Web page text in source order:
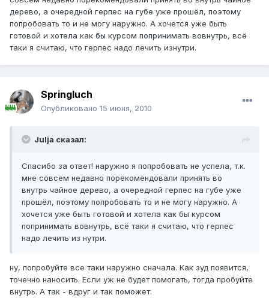
дерево, а очередной герпес на губе уже прошёл, поэтому
попробовать то и не могу наружно. А хочется уже быть
готовой и хотела как бы курсом попринимать вовнутрь, всё
таки я считаю, что герпес надо лечить изнутри.
Springluch
Опубликовано 15 июня, 2010
Julja сказал:
Спасибо за ответ! наружно я попробовать не успела, т.к.
мне совсем недавно порекомендовали принять во
внутрь чайное дерево, а очередной герпес на губе уже
прошёл, поэтому попробовать то и не могу наружно. А
хочется уже быть готовой и хотела как бы курсом
попринимать вовнутрь, всё таки я считаю, что герпес
надо лечить из нутри.
ну, попробуйте все таки наружно сначала. Как зуд появится,
точечно наносить. Если уж не будет помогать, тогда пробуйте
внутрь. А так - вдруг и так поможет.